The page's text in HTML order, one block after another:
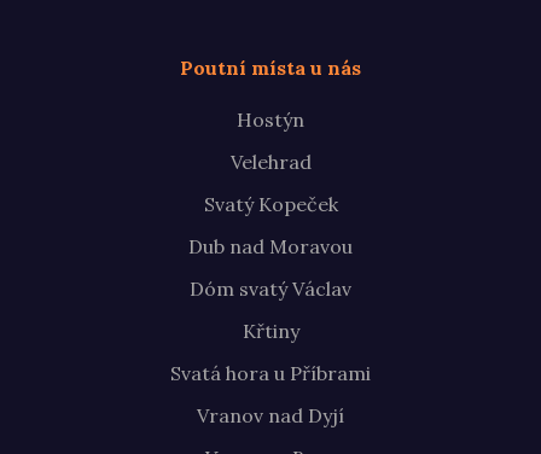
Poutní místa u nás
Hostýn
Velehrad
Svatý Kopeček
Dub nad Moravou
Dóm svatý Václav
Křtiny
Svatá hora u Příbrami
Vranov nad Dyjí